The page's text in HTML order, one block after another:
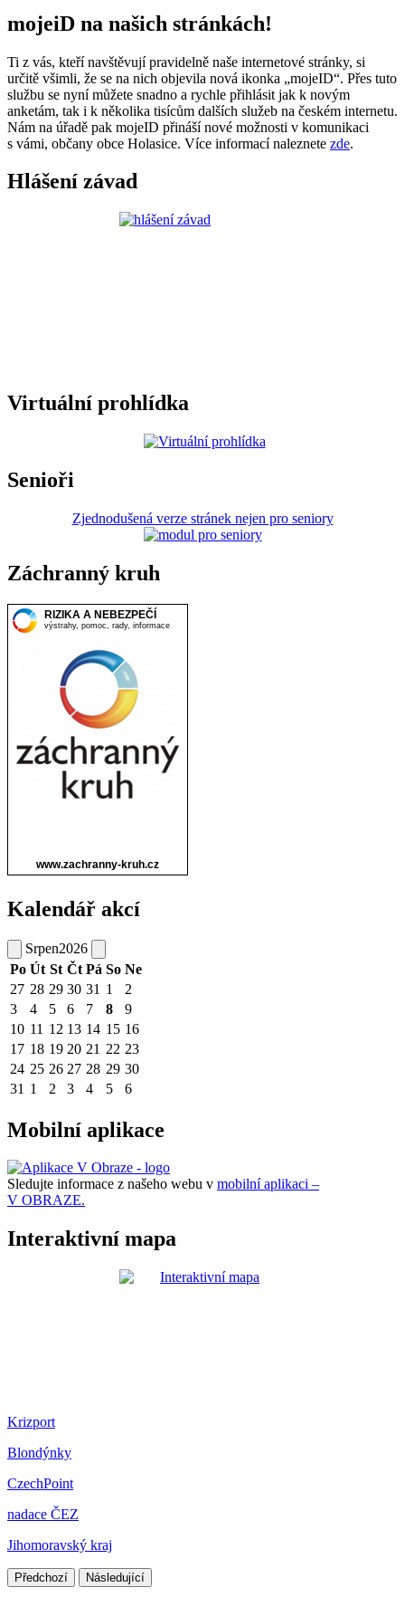
mojeiD na našich stránkách!
Ti z vás, kteří navštěvují pravidelně naše internetové stránky, si
určitě všimli, že se na nich objevila nová ikonka „mojeID“. Přes tuto
službu se nyní můžete snadno a rychle přihlásit jak k novým
anketám, tak i k několika tisícům dalších služeb na českém internetu.
Nám na úřadě pak mojeID přináší nové možnosti v komunikaci
s vámi, občany obce Holasice. Více informací naleznete zde.
Hlášení závad
Virtuální prohlídka
Senioři
Zjednodušená verze stránek nejen pro seniory
Záchranný kruh
Kalendář akcí
Srpen2026
Po Út St Čt Pá So Ne
27 28 29 30 31 1
2
3
4 5 6 7 8
9
10 11 12 13 14 15 16
17 18 19 20 21 22 23
24 25 26 27 28 29 30
31 1 2 3 4 5 6
Mobilní aplikace
Sledujte informace z našeho webu v mobilní aplikaci –
V OBRAZE.
Interaktivní mapa
Krizport
Blondýnky
CzechPoint
nadace ČEZ
Jihomoravský kraj
Předchozí Následující